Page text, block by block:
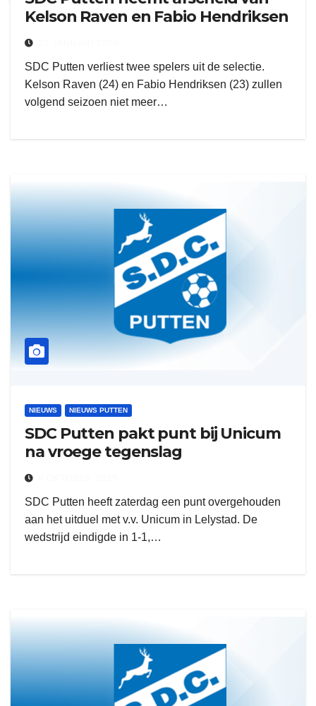
Kelson Raven en Fabio Hendriksen
SDC Putten verliest twee spelers uit de selectie.
Kelson Raven (24) en Fabio Hendriksen (23) zullen
volgend seizoen niet meer…
NIEUWS NIEUWS PUTTEN
SDC Putten pakt punt bij Unicum
na vroege tegenslag
SDC Putten heeft zaterdag een punt overgehouden
aan het uitduel met v.v. Unicum in Lelystad. De
wedstrijd eindigde in 1-1,…